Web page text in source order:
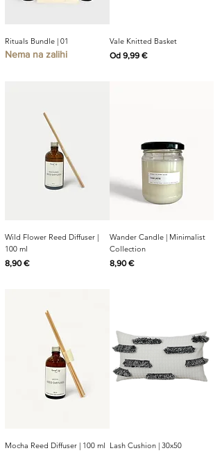
Rituals Bundle | 01
Nema na zalihi
Vale Knitted Basket
Od 9,99 €
Cijena s popustom
Wild Flower Reed Diffuser |
100 ml
Cijena
8,90 €
Wander Candle | Minimalist
Collection
Cijena
8,90 €
Mocha Reed Diffuser | 100 ml Lash Cushion | 30x50